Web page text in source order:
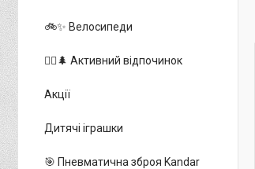
🚲✨ Велосипеди
🚵‍♂️🌲 Активний відпочинок
Акції
Дитячі іграшки
🎯 Пневматична зброя Kandar